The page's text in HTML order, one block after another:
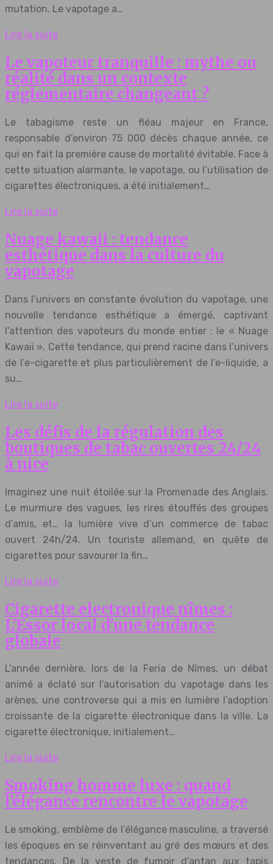
mutation. Le vapotage a…
Lire la suite
Le vapoteur tranquille : mythe ou
réalité dans un contexte
réglementaire changeant ?
Le tabagisme reste un fléau majeur en France,
responsable d’environ 75 000 décès chaque année, ce
qui en fait la première cause de mortalité évitable. Face à
cette situation alarmante, le vapotage, ou l’utilisation de
cigarettes électroniques, a été initialement…
Lire la suite
Nuage kawaii : tendance
esthétique dans la culture du
vapotage
Dans l’univers en constante évolution du vapotage, une
nouvelle tendance esthétique a émergé, captivant
l’attention des vapoteurs du monde entier : le « Nuage
Kawaii ». Cette tendance, qui prend racine dans l’univers
de l’e-cigarette et plus particulièrement de l’e-liquide, a
su…
Lire la suite
Les défis de la régulation des
boutiques de tabac ouvertes 24/24
à nice
Imaginez une nuit étoilée sur la Promenade des Anglais.
Le murmure des vagues, les rires étouffés des groupes
d’amis, et… la lumière vive d’un commerce de tabac
ouvert 24h/24. Un touriste allemand, en quête de
cigarettes pour savourer la fin…
Lire la suite
Cigarette electronique nîmes :
L’Essor local d’une tendance
globale
L’année dernière, lors de la Feria de Nîmes, un débat
animé a éclaté sur l’autorisation du vapotage dans les
arènes, une controverse qui a mis en lumière l’adoption
croissante de la cigarette électronique dans la ville. La
cigarette électronique, initialement…
Lire la suite
Smoking homme luxe : quand
l’élégance rencontre le vapotage
Le smoking, emblème de l’élégance masculine, a traversé
les époques en se réinventant au gré des mœurs et des
tendances. De la veste de fumoir d’antan aux tapis